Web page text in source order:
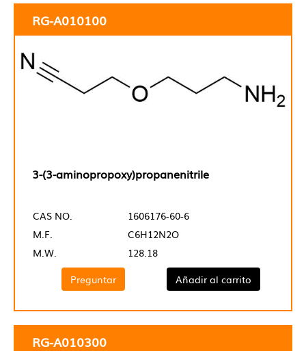
RG-A010100
3-(3-aminopropoxy)propanenitrile
CAS NO.
1606176-60-6
M.F.
C6H12N2O
M.W.
128.18
Preguntar
Añadir al carrito
RG-A010300